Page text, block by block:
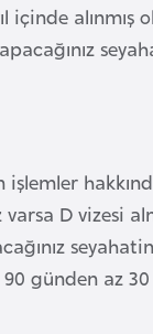
alınmış
işlemler
varsa D vizesi
90 günden az